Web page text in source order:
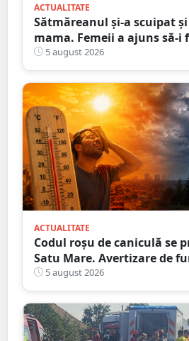
ACTUALITATE
Sătmăreanul și-a scuipat
mama. Femeii a ajuns să-i
propriul fiu. Ce au decis
5 august 2026
ACTUALITATE
Codul roșu de caniculă se
Satu Mare. Avertizare de
județul
5 august 2026